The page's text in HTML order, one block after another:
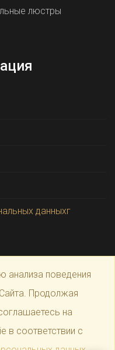
люстры
данныхг
анализа поведения
Продолжая
на
в соответствии с